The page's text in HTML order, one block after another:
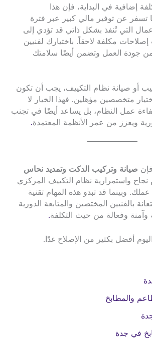
إضافية في البداية، فإن هذا
ما تسفر عن توفير مالي كبير عبر فترة
التي تُنفذ بشكل ذاتي قد تؤدي إلى
مكلفة لاحقاً. باختيارك لفنيين
جودة العمل وتضمن أيضًا سلامتك
أو صيانة نظام التكييف، يجب أن تكون
متخصصين مؤهلين. فهذا الخيار لا
عمل النظام، بل يساعد أيضًا في تجنب
ويعزز من عمر الأنظمة المعتمدة.
صيانة وتركيب الدكت وتمديد نحاس
واستمرارية نظام التكييف المركزي
وبينما قد تبدو هذه المهام تقنية
بالفنيين المختصين والمتابعة الدورية
وفعالة من حيث التكلفة.
أفضل بكثير من الإصلاح غدًا.
والمطابخ
في جدة